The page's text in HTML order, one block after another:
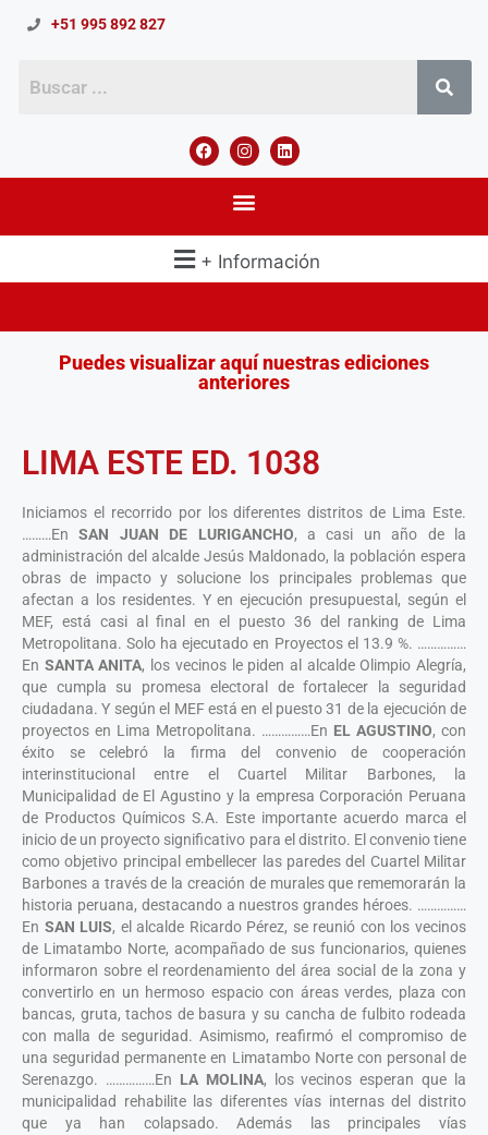
+51 995 892 827
+ Información
Puedes visualizar aquí nuestras ediciones
anteriores
LIMA ESTE ED. 1038
Iniciamos el recorrido por los diferentes distritos de Lima Este.
………EnSAN JUAN DE LURIGANCHO, a casi un año de la
administración del alcalde Jesús Maldonado, la población espera
obras de impacto y solucione los principales problemas que
afectan a los residentes. Y en ejecución presupuestal, según el
MEF, está casi al final en el puesto 36 del ranking de Lima
Metropolitana. Solo ha ejecutado en Proyectos el 13.9 %. ……………
En SANTA ANITA, los vecinos le piden al alcalde Olimpio Alegría,
que cumpla su promesa electoral de fortalecer la seguridad
ciudadana. Y según el MEF está en el puesto 31 de la ejecución de
proyectos en Lima Metropolitana. ……………En EL AGUSTINO, con
éxito se celebró la firma del convenio de cooperación
interinstitucional entre el Cuartel Militar Barbones, la
Municipalidad de El Agustino y la empresa Corporación Peruana
de Productos Químicos S.A. Este importante acuerdo marca el
inicio de un proyecto significativo para el distrito. El convenio tiene
como objetivo principal embellecer las paredes del Cuartel Militar
Barbones a través de la creación de murales que rememorarán la
historia peruana, destacando a nuestros grandes héroes. ……………
En SAN LUIS, el alcalde Ricardo Pérez, se reunió con los vecinos
de Limatambo Norte, acompañado de sus funcionarios, quienes
informaron sobre el reordenamiento del área social de la zona y
convertirlo en un hermoso espacio con áreas verdes, plaza con
bancas, gruta, tachos de basura y su cancha de fulbito rodeada
con malla de seguridad. Asimismo, reafirmó el compromiso de
una seguridad permanente en Limatambo Norte con personal de
Serenazgo. ……………En LA MOLINA, los vecinos esperan que la
municipalidad rehabilite las diferentes vías internas del distrito
que ya han colapsado. Además las principales vías